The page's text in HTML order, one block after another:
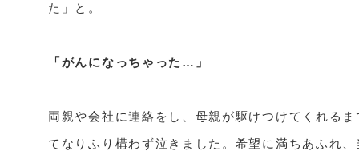
た」と。
両親や会社に連絡をし、母親が駆けつけてくれる
てなりふり構わず泣きました。希望に満ちあふれ